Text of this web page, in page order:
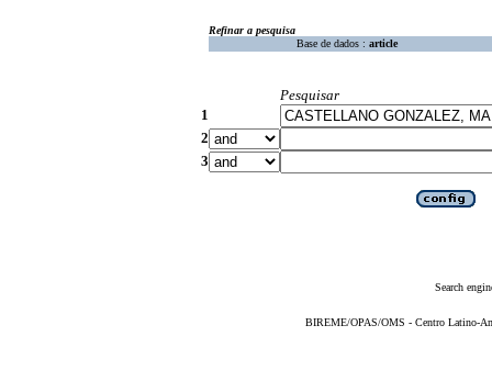
Refinar a pesquisa
Base de dados : article
Pesquisar
1
2
3
Search
BIREME/OPAS/OMS - Centro Latino-